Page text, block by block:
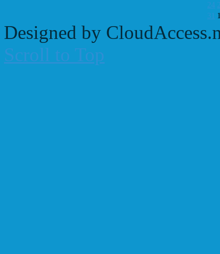
24
31
Designed by
Scroll to Top